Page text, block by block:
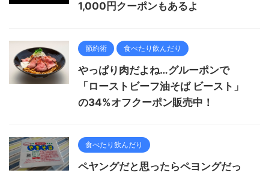
1,000円クーポンもあるよ
節約術 食べたり飲んだり
やっぱり肉だよね…グルーポンで
「ローストビーフ油そば ビースト」
の34%オフクーポン販売中！
食べたり飲んだり
ペヤングだと思ったらペヨングだっ